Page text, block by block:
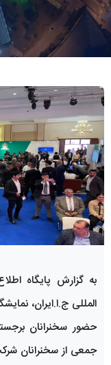
به گزارش ‌پایگاه
المللی ج.ا.ایران،
حضور سخنرانان
جمعی از سخنرانان